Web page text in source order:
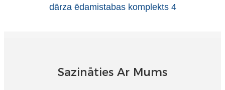
العربية
Sazināties Ar Mums